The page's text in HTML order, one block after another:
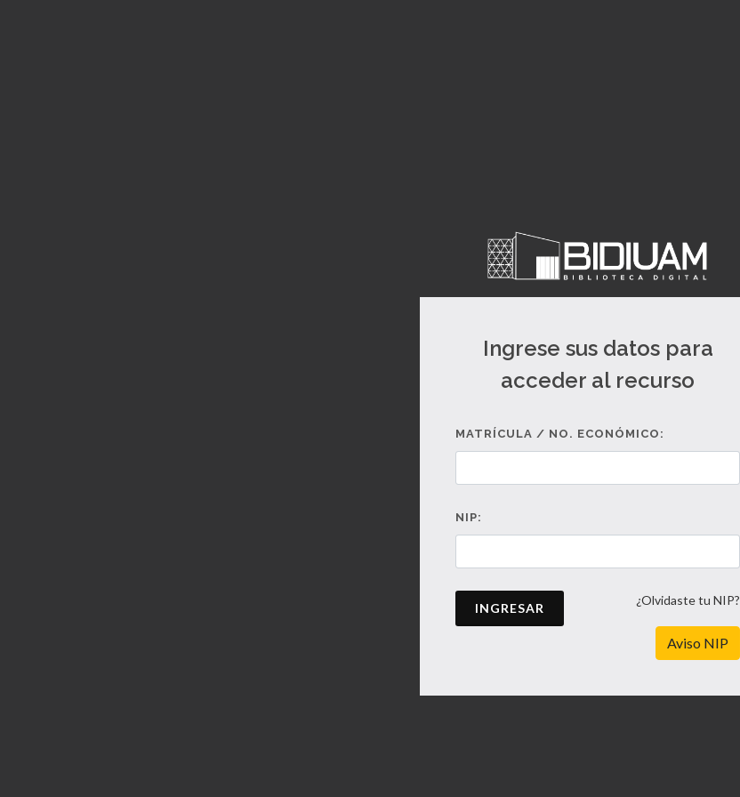
Ingrese sus datos para
acceder al recurso
MATRÍCULA / NO. ECONÓMICO:
NIP:
INGRESAR
¿Olvidaste tu NIP?
Aviso NIP